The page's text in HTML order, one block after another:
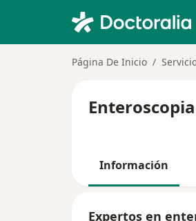
Página De Inicio
Información
Expertos en